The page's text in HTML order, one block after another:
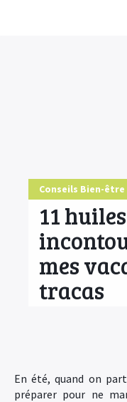
Conseils Bien-être
11
mes
tracas
En été, quand on
préparer pour ne
COMMENCER ICI